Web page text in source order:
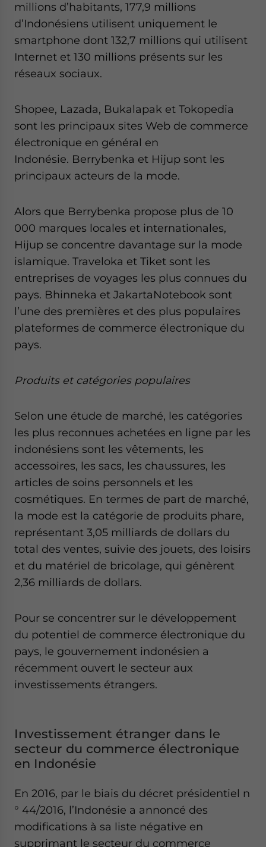
millions d’habitants, 177,9 millions
d’Indonésiens utilisent uniquement le
smartphone dont 132,7 millions qui utilisent
Internet et 130 millions présents sur les
réseaux sociaux.
Shopee, Lazada, Bukalapak et Tokopedia
sont les principaux sites Web de commerce
électronique en général en
Indonésie. Berrybenka et Hijup sont les
principaux acteurs de la mode.
Alors que Berrybenka propose plus de 10
000 marques locales et internationales,
Hijup se concentre davantage sur la mode
islamique. Traveloka et Tiket sont les
entreprises de voyages les plus connues du
pays. Bhinneka et JakartaNotebook sont
l’une des premières et des plus populaires
plateformes de commerce électronique du
pays.
Produits et catégories populaires
Selon une étude de marché, les catégories
les plus reconnues achetées en ligne par les
indonésiens sont les vêtements, les
accessoires, les sacs, les chaussures, les
articles de soins personnels et les
cosmétiques. En termes de part de marché,
la mode est la catégorie de produits phare,
représentant 3,05 milliards de dollars du
total des ventes, suivie des jouets, des loisirs
et du matériel de bricolage, qui génèrent
2,36 milliards de dollars.
Pour se concentrer sur le développement
du potentiel de commerce électronique du
pays, le gouvernement indonésien a
récemment ouvert le secteur aux
investissements étrangers.
Investissement étranger dans le
secteur du commerce électronique
en Indonésie
En 2016, par le biais du décret présidentiel n
° 44/2016, l’Indonésie a annoncé des
modifications à sa liste négative en
supprimant le secteur du commerce